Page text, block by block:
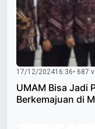
17/12/202416:36• 687
UMAM Bisa Jadi
Berkemajuan di